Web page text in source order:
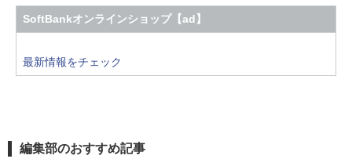
SoftBankオンラインショップ【ad】
最新情報をチェック
編集部のおすすめ記事